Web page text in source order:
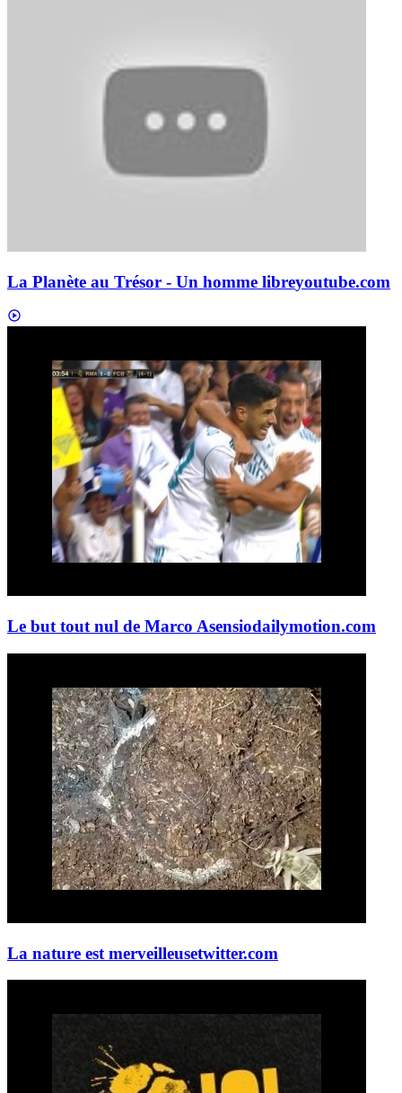
La Planète au Trésor - Un homme libreyoutube.com
Le but tout nul de Marco Asensiodailymotion.com
La nature est merveilleusetwitter.com